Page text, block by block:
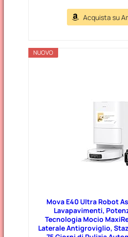
Acquista su
NUOVO
Mova E40 Ultra Robot
Lavapavimenti,
Tecnologia Mocio
Laterale Antigroviglio,